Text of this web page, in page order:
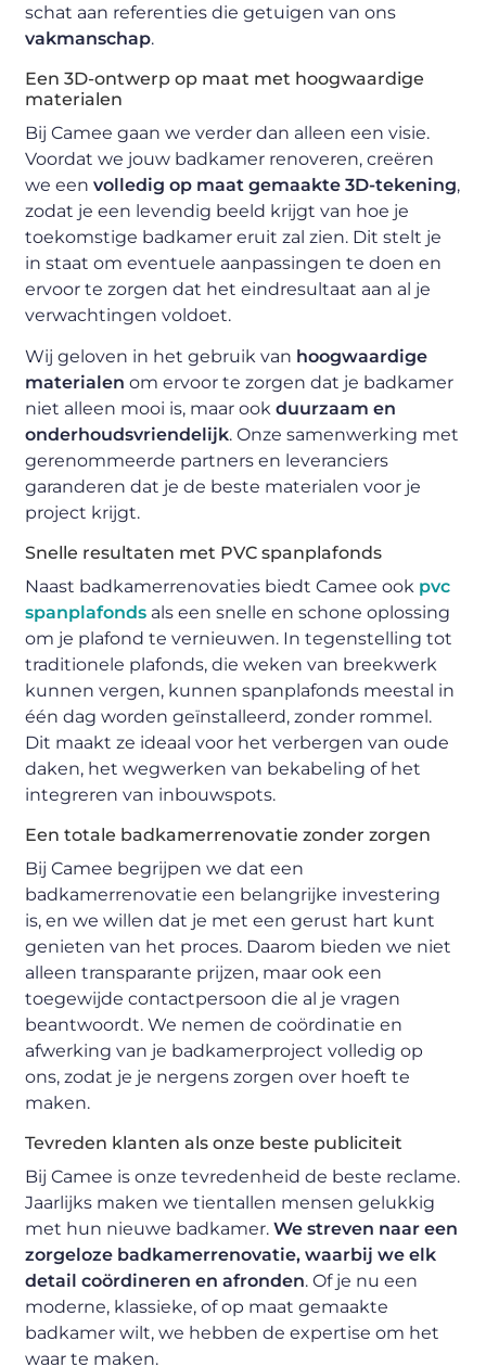
schat aan referenties die getuigen van ons
vakmanschap.
Een 3D-ontwerp op maat met hoogwaardige
materialen
Bij Camee gaan we verder dan alleen een visie.
Voordat we jouw badkamer renoveren, creëren
we eenvolledig op maat gemaakte 3D-tekening,
zodat je een levendig beeld krijgt van hoe je
toekomstige badkamer eruit zal zien. Dit stelt je
in staat om eventuele aanpassingen te doen en
ervoor te zorgen dat het eindresultaat aan al je
verwachtingen voldoet.
Wij geloven in het gebruik van hoogwaardige
materialen om ervoor te zorgen dat je badkamer
niet alleen mooi is, maar ookduurzaam en
onderhoudsvriendelijk. Onze samenwerking met
gerenommeerde partners en leveranciers
garanderen dat je de beste materialen voor je
project krijgt.
Snelle resultaten met PVC spanplafonds
Naast badkamerrenovaties biedt Camee ook pvc
spanplafonds als een snelle en schone oplossing
om je plafond te vernieuwen. In tegenstelling tot
traditionele plafonds, die weken van breekwerk
kunnen vergen, kunnen spanplafonds meestal in
één dag worden geïnstalleerd, zonder rommel.
Dit maakt ze ideaal voor het verbergen van oude
daken, het wegwerken van bekabeling of het
integreren van inbouwspots.
Een totale badkamerrenovatie zonder zorgen
Bij Camee begrijpen we dat een
badkamerrenovatie een belangrijke investering
is, en we willen dat je met een gerust hart kunt
genieten van het proces. Daarom bieden we niet
alleen transparante prijzen, maar ook een
toegewijde contactpersoon die al je vragen
beantwoordt. We nemen de coördinatie en
afwerking van je badkamerproject volledig op
ons, zodat je je nergens zorgen over hoeft te
maken.
Tevreden klanten als onze beste publiciteit
Bij Camee is onze tevredenheid de beste reclame.
Jaarlijks maken we tientallen mensen gelukkig
met hun nieuwe badkamer.We streven naar een
zorgeloze badkamerrenovatie, waarbij we elk
detail coördineren en afronden. Of je nu een
moderne, klassieke, of op maat gemaakte
badkamer wilt, we hebben de expertise om het
waar te maken.